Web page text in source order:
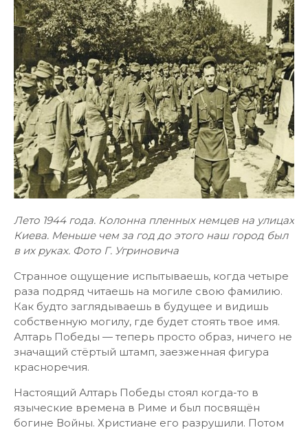
Лето 1944 года. Колонна пленных немцев на улицах
Киева. Меньше чем за год до этого наш город был
в их руках. Фото Г. Угриновича
Странное ощущение испытываешь, когда четыре
раза подряд читаешь на могиле свою фамилию.
Как будто заглядываешь в будущее и видишь
собственную могилу, где будет стоять твое имя.
Алтарь Победы — теперь просто образ, ничего не
значащий стёртый штамп, заезженная фигура
красноречия.
Настоящий Алтарь Победы стоял когда-то в
языческие времена в Риме и был посвящён
богине Войны. Христиане его разрушили. Потом